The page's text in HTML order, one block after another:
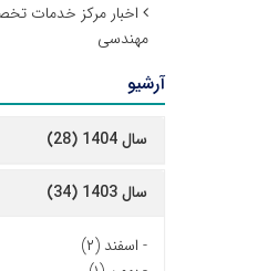
اخبار مرکز خدمات
مهندسی
آرشیو
سال 1404 (28)
سال 1403 (34)
- اسفند (۲)